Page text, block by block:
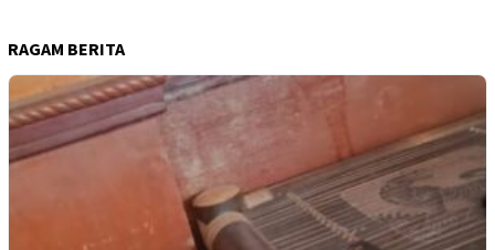
RAGAM BERITA